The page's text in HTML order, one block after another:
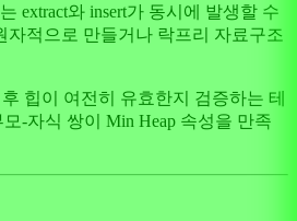
extract와 insert가 동시에 발생할 수
자적으로 만들거나 락프리 자료구조
힙이 여전히 유효한지 검증하는 테
-자식 쌍이 Min Heap 속성을 만족